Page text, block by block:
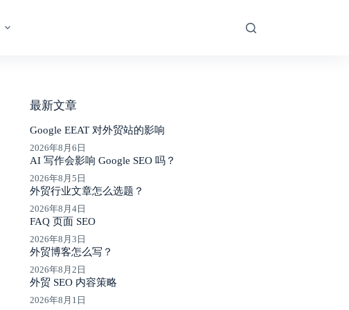
最新文章
Google EEAT 对外贸站的影响
2026年8月6日
AI 写作会影响 Google SEO 吗？
2026年8月5日
外贸行业文章怎么选题？
2026年8月4日
FAQ 页面 SEO
2026年8月3日
外贸博客怎么写？
2026年8月2日
外贸 SEO 内容策略
2026年8月1日